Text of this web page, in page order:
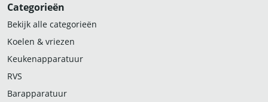
Categorieën
Bekijk alle categorieën
Koelen & vriezen
Keukenapparatuur
RVS
Barapparatuur